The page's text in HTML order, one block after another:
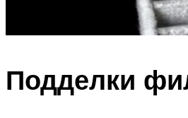
Подделки